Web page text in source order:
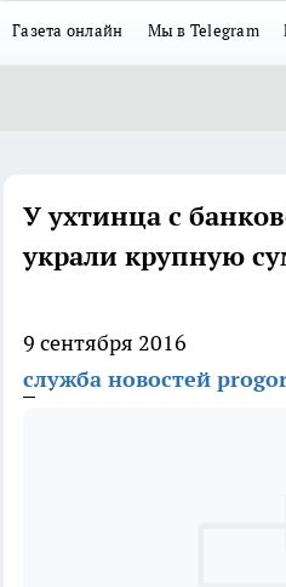
Газета онлайн Мы в Telegram
У ухтинца с
украли крупную
9 сентября 2016
служба новостей